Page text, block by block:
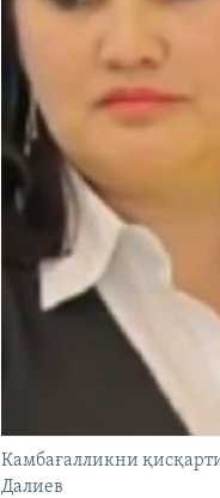
Камбағалликни
Далиев